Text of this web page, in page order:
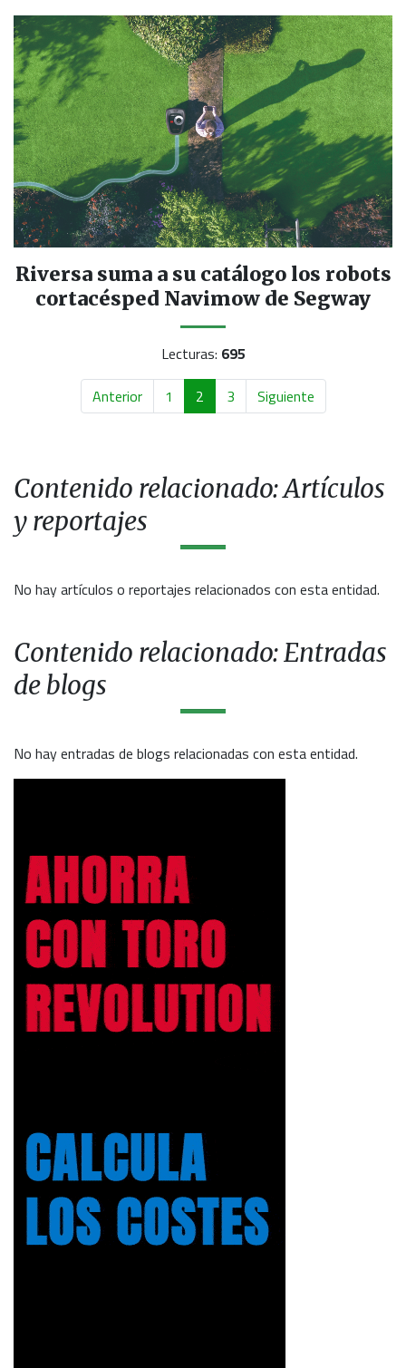
Riversa suma a su catálogo los robots
cortacésped Navimow de Segway
Lecturas: 695
Anterior
1 2 3 Siguiente
Contenido relacionado: Artículos
y reportajes
No hay artículos o reportajes relacionados con esta entidad.
Contenido relacionado: Entradas
de blogs
No hay entradas de blogs relacionadas con esta entidad.